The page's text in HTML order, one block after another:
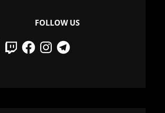
FOLLOW US
TwitchFacebookInstagramTelegram